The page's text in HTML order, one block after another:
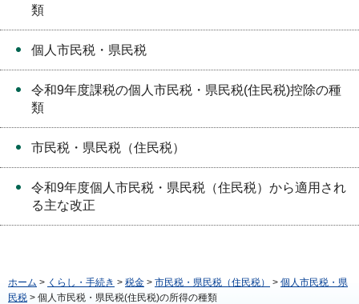
類
個人市民税・県民税
令和9年度課税の個人市民税・県民税(住民税)控除の種
類
市民税・県民税（住民税）
令和9年度個人市民税・県民税（住民税）から適用され
る主な改正
ホーム > くらし・手続き > 税金 > 市民税・県民税（住民税） > 個人市民税・県
民税 > 個人市民税・県民税(住民税)の所得の種類